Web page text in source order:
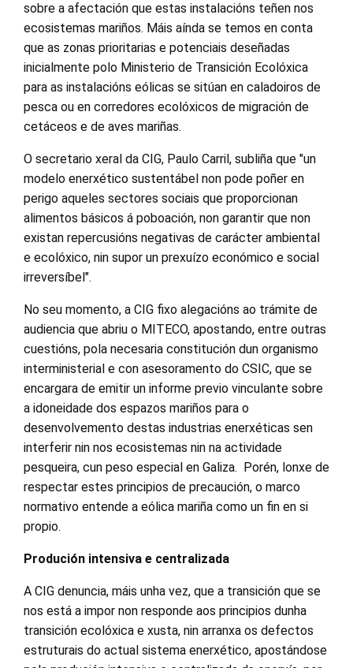
sobre a afectación que estas instalacións teñen nos
ecosistemas mariños. Máis aínda se temos en conta
que as zonas prioritarias e potenciais deseñadas
inicialmente polo Ministerio de Transición Ecolóxica
para as instalacións eólicas se sitúan en caladoiros de
pesca ou en corredores ecolóxicos de migración de
cetáceos e de aves mariñas.
O secretario xeral da CIG, Paulo Carril, subliña que "un
modelo enerxético sustentábel non pode poñer en
perigo aqueles sectores sociais que proporcionan
alimentos básicos á poboación, non garantir que non
existan repercusións negativas de carácter ambiental
e ecolóxico, nin supor un prexuízo económico e social
irreversíbel".
No seu momento, a CIG fixo alegacións ao trámite de
audiencia que abriu o MITECO, apostando, entre outras
cuestións, pola necesaria constitución dun organismo
interministerial e con asesoramento do CSIC, que se
encargara de emitir un informe previo vinculante sobre
a idoneidade dos espazos mariños para o
desenvolvemento destas industrias enerxéticas sen
interferir nin nos ecosistemas nin na actividade
pesqueira, cun peso especial en Galiza. Porén, lonxe de
respectar estes principios de precaución, o marco
normativo entende a eólica mariña como un fin en si
propio.
Produción intensiva e centralizada
A CIG denuncia, máis unha vez, que a transición que se
nos está a impor non responde aos principios dunha
transición ecolóxica e xusta, nin arranxa os defectos
estruturais do actual sistema enerxético, apostándose